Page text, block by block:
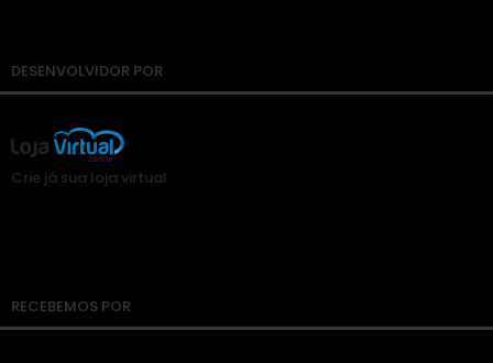
DESENVOLVIDOR POR
Crie já sua loja virtual
RECEBEMOS POR